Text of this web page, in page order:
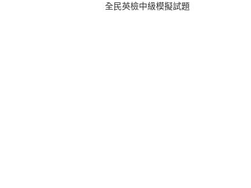
全民英檢中級模擬試題